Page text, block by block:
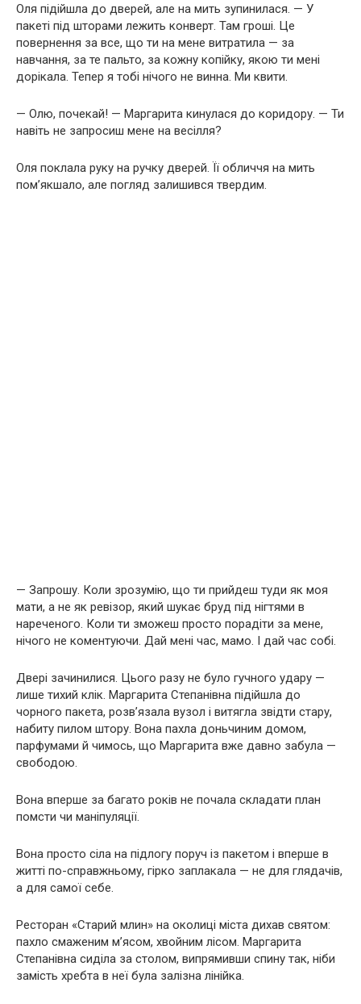
Оля підійшла до дверей, але на мить зупинилася. — У
пакеті під шторами лежить конверт. Там гроші. Це
повернення за все, що ти на мене витратила — за
навчання, за те пальто, за кожну копійку, якою ти мені
дорікала. Тепер я тобі нічого не винна. Ми квити.
— Олю, почекай! — Маргарита кинулася до коридору. — Ти
навіть не запросиш мене на весілля?
Оля поклала руку на ручку дверей. Її обличчя на мить
пом’якшало, але погляд залишився твердим.
— Запрошу. Коли зрозумію, що ти прийдеш туди як моя
мати, а не як ревізор, який шукає бруд під нігтями в
нареченого. Коли ти зможеш просто порадіти за мене,
нічого не коментуючи. Дай мені час, мамо. І дай час собі.
Двері зачинилися. Цього разу не було гучного удару —
лише тихий клік. Маргарита Степанівна підійшла до
чорного пакета, розв’язала вузол і витягла звідти стару,
набиту пилом штору. Вона пахла доньчиним домом,
парфумами й чимось, що Маргарита вже давно забула —
свободою.
Вона вперше за багато років не почала складати план
помсти чи маніпуляції.
Вона просто сіла на підлогу поруч із пакетом і вперше в
житті по-справжньому, гірко заплакала — не для глядачів,
а для самої себе.
Ресторан «Старий млин» на околиці міста дихав святом:
пахло смаженим м’ясом, хвойним лісом. Маргарита
Степанівна сиділа за столом, випрямивши спину так, ніби
замість хребта в неї була залізна лінійка.